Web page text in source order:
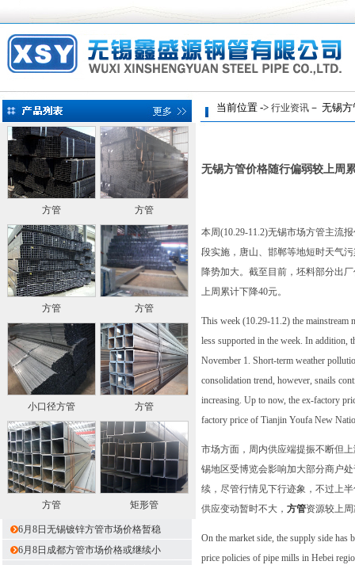
方管 方管
方管 方管
小口径方管 方管
方管 矩形管
6月8日无锡镀锌方管市场价格暂稳
6月8日成都方管市场价格或继续小
当前位置 -> 行业资讯 － 无锡
无锡方管价格随行偏弱较上周
本周(10.29-11.2)无锡市场方管主流
段实施，唐山、邯郸等地短时天气
降势加大。截至目前，坯料部分出
上周累计下降40元。
This week (10.29-11.2) the mainstream
less supported in the week. In addition,
November 1. Short-term weather
consolidation trend, however, snails
increasing. Up to now, the ex-factory
factory price of Tianjin Youfa New
市场方面，周内供应端提振不断但
锡地区受博览会影响加大部分商户
续，尽管行情见下行迹象，不过上
供应变动暂时不大， 方管资源较上
On the market side, the supply side has
price policies of pipe mills in Hebei